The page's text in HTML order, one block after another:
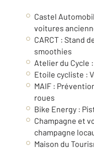
Castel
voitures
CARCT : Stand
smoothies
Atelier du Cycle
Etoile cycliste :
MAIF :
roues
Bike Energy :
Champagne et
champagne
Maison du